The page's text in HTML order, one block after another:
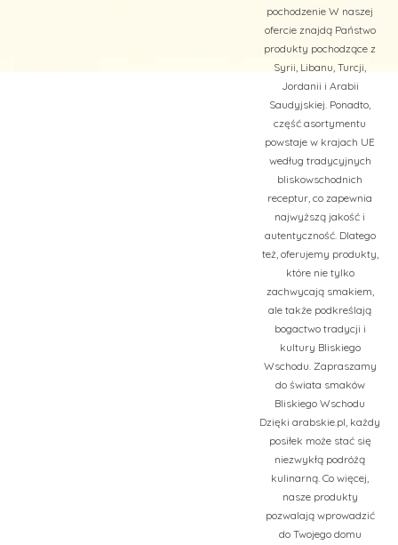
pochodzenie W naszej
ofercie znajdą Państwo
produkty pochodzące z
Syrii, Libanu, Turcji,
Jordanii i Arabii
Saudyjskiej. Ponadto,
część asortymentu
powstaje w krajach UE
według tradycyjnych
bliskowschodnich
receptur, co zapewnia
najwyższą jakość i
autentyczność. Dlatego
też, oferujemy produkty,
które nie tylko
zachwycają smakiem,
ale także podkreślają
bogactwo tradycji i
kultury Bliskiego
Wschodu. Zapraszamy
do świata smaków
Bliskiego Wschodu
Dzięki arabskie.pl, każdy
posiłek może stać się
niezwykłą podróżą
kulinarną. Co więcej,
nasze produkty
pozwalają wprowadzić
do Twojego domu